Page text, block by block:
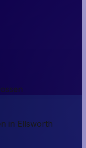
in Ellsworth